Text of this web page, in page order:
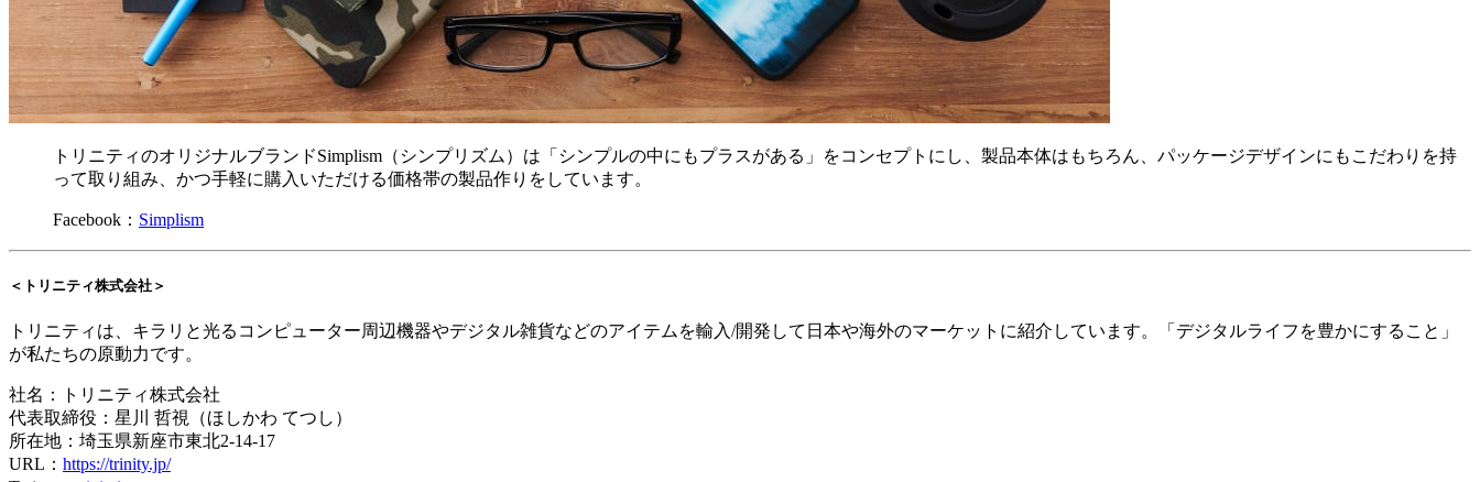
トリニティのオリジナルブランドSimplism（シンプリズム）は「シンプルの中にもプラスがある」をコンセプトにし、製品本体はもちろん、パッケージデザインにもこだわりを持
って取り組み、かつ手軽に購入いただける価格帯の製品作りをしています。
Facebook： Simplism
＜トリニティ株式会社＞
トリニティは、キラリと光るコンピューター周辺機器やデジタル雑貨などのアイテムを輸入/開発して日本や海外のマーケットに紹介しています。「デジタルライフを豊かにすること」
が私たちの原動力です。
社名：トリニティ株式会社
代表取締役：星川 哲視（ほしかわ てつし）
所在地：埼玉県新座市東北2-14-17
URL： https://trinity.jp/